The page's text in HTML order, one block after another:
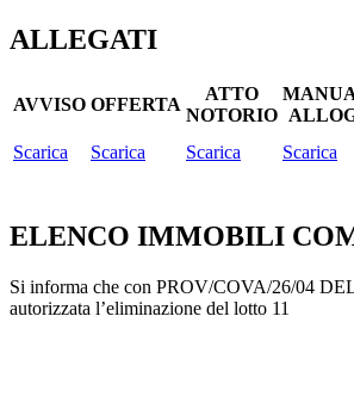
ALLEGATI
AVVISO OFFERTA
ATTO
NOTORIO
Scarica Scarica Scarica Scarica
ELENCO IMMOBILI
Si informa che con PROV/COVA/26/04
autorizzata l’eliminazione del lotto 11